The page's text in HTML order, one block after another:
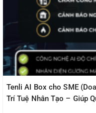
Tenli AI Box cho SME
Trí Tuệ Nhân Tạo – Giúp